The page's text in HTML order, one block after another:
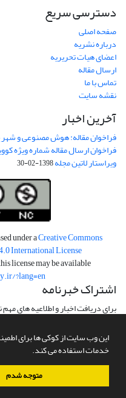
این وب سایت از کوکی ها برای
خدمات استفاده می کند.
متوجه شدم
دسترسی سریع
صفحه اصلی
درباره نشریه
اعضای هیات تحریریه
ارسال مقاله
تماس با ما
نقشه سایت
آخرین اخبار
فراخوان مقاله: هوش مصنوعی و شهر
فراخوان ارسال مقاله شماره ویژه کووید
ویراستار لاتین مجله1398-02-30
under aCreative Commons
International License
license may be available
?lang=en
اشتراک خبرنامه
برای دریافت اخبار و اطلاعیه های
سامانه مدیریت نشریات علمی.